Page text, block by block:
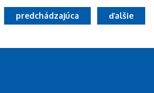
ďalšie
predchádzajúca